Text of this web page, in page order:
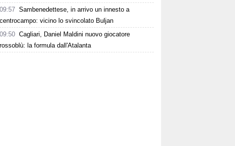
09:57 Sambenedettese, in arrivo un innesto a
centrocampo: vicino lo svincolato Buljan
09:50 Cagliari, Daniel Maldini nuovo giocatore
rossoblù: la formula dall'Atalanta